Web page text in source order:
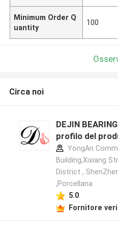
Minimum Order Q
uantity
100
Circa noi
DEJIN
profilo del
YongAn
Building,Xixiang
District ,
,Porcellana
5.0
Fornitore